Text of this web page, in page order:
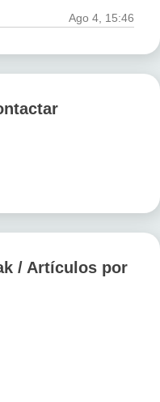
Ago 4, 15:46
/ Artículos por